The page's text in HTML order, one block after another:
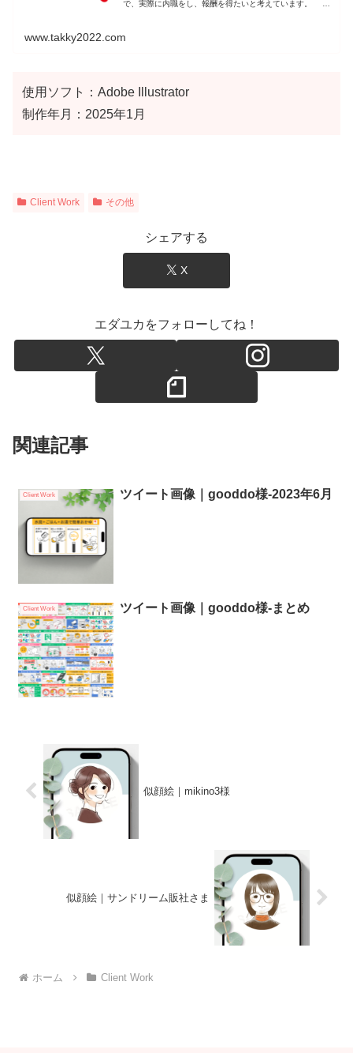
で、実際に内職をし、報酬を得たいと考えています。
www.takky2022.com
使用ソフト：Adobe Illustrator
制作年月：2025年1月
Client Work その他
シェアする
X
エダユカをフォローしてね！
関連記事
Client Work ツイート画像｜gooddo様-2023年6月
Client Work ツイート画像｜gooddo様-まとめ
似顔絵｜mikino3様
似顔絵｜サンドリーム販社さま
ホーム Client Work